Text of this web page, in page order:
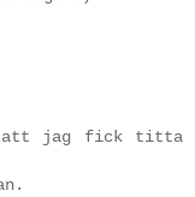
att jag fick titta